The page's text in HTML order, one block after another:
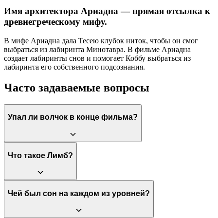
Имя архитектора Ариадна — прямая отсылка к
древнегреческому мифу.
В мифе Ариадна дала Тесею клубок ниток, чтобы он смог
выбраться из лабиринта Минотавра. В фильме Ариадна
создает лабиринты снов и помогает Коббу выбраться из
лабиринта его собственного подсознания.
Часто задаваемые вопросы
Упал ли волчок в конце фильма?
Кристофер Нолан намеренно оставил финал открытым.
обручальное кольцо Кобба (которое он носит только во сне, и
которого нет в финале) как на доказательство реальности.
Другие считают, что покачивание волчка говорит о том, что
он вот-вот упадет. Сам режиссер подчеркивал, что главное не
смотреть, выбрав свою семью.
Что такое Лимб?
Лимб — это самый глубокий уровень подсознания, общее
чрезвычайно медленно. Попасть туда можно, умерев на более
Чей был сон на каждом из уровней?